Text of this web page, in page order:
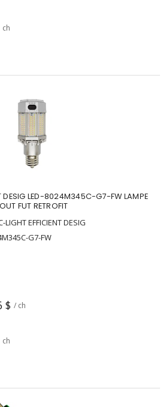
ch
DESIG LED-8024M345C-G7-FW LAMPE
FUT RETROFIT
LIGHT EFFICIENT DESIG
G7-FW
$ / ch
ch